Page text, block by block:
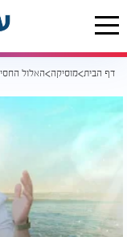
דף הבית מוסיקה